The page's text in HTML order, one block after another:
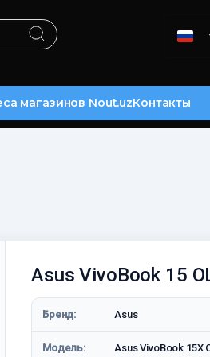
магазинов Nout.uzКонтакты
Asus VivoBook 15
Бренд: Asus
Модель: Asus VivoBook 15X